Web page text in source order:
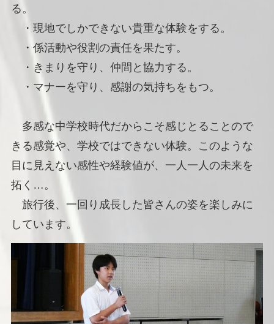
る。
・現地でしかできない貴重な体験をする。
・係活動や役割の責任を果たす。
・きまりを守り、仲間と協力する。
・マナーを守り、感謝の気持ちをもつ。
多感な中学校時代だからこそ感じとることので
きる感覚や、学校ではできない体験。このような
目に見えない感性や経験値が、一人一人の未来を
拓く…。
旅行後、一回り成長した皆さんの姿を楽しみに
しています。